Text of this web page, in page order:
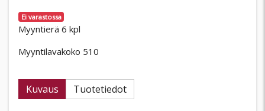
Ei varastossa
Myyntierä 6 kpl
Myyntilavakoko 510
Kuvaus Tuotetiedot